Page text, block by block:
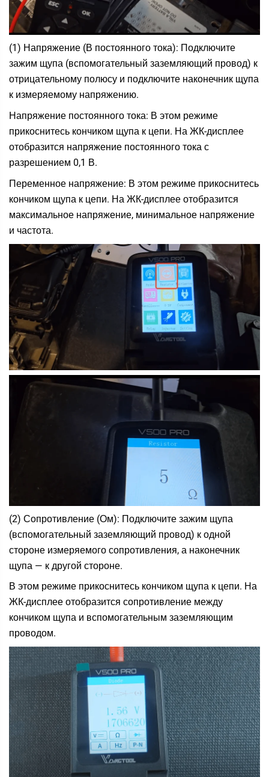
(1) Напряжение (В постоянного тока): Подключите
зажим щупа (вспомогательный заземляющий провод) к
отрицательному полюсу и подключите наконечник щупа
к измеряемому напряжению.
Напряжение постоянного тока: В этом режиме
прикоснитесь кончиком щупа к цепи. На ЖК-дисплее
отобразится напряжение постоянного тока с
разрешением 0,1 В.
Переменное напряжение: В этом режиме прикоснитесь
кончиком щупа к цепи. На ЖК-дисплее отобразится
максимальное напряжение, минимальное напряжение
и частота.
(2) Сопротивление (Ом): Подключите зажим щупа
(вспомогательный заземляющий провод) к одной
стороне измеряемого сопротивления, а наконечник
щупа — к другой стороне.
В этом режиме прикоснитесь кончиком щупа к цепи. На
ЖК-дисплее отобразится сопротивление между
кончиком щупа и вспомогательным заземляющим
проводом.